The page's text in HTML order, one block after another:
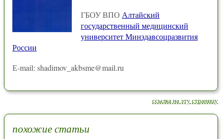
ГБОУ ВПО Алтайский
государственный медицинский
университет Минздавсоцразвития
России
Е-mail: shadimov_akbsme@mail.ru
ссылка на эту страницу
похожие статьи